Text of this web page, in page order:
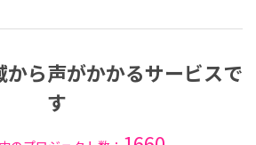
から声がかかるサービスで
す